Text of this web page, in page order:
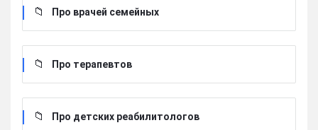
Про врачей семейных
Про терапевтов
Про детских реабилитологов